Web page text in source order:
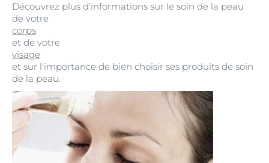
Découvrez plus d'informations sur le soin de la peau
de votre
corps
et de votre
visage
et sur l'importance de bien choisir ses produits de soin
de la peau.